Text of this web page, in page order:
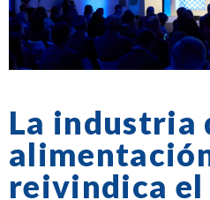
La industria
reivindica el